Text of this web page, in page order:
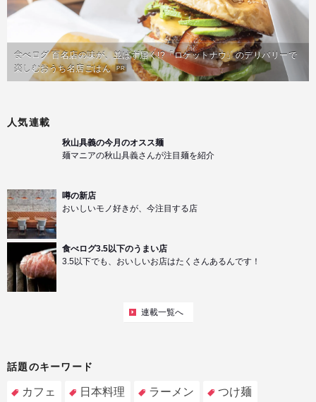
食べログ 百名店の味が、並ばず届く!?「ロケットナウ」のデリバリーで
楽しむおうち名店ごはん PR
人気連載
秋山具義の今月のオスス麺
麺マニアの秋山具義さんが注目麺を紹介
噂の新店
おいしいモノ好きが、今注目する店
食べログ3.5以下のうまい店
3.5以下でも、おいしいお店はたくさんあるんです！
連載一覧へ
話題のキーワード
カフェ 日本料理 ラーメン つけ麺